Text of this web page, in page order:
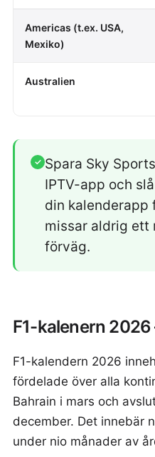
Americas (t.ex. USA,
Mexiko)
Australien
✓ Spara Sky
IPTV-app och
din kalenderapp
missar aldrig ett
förväg.
F1-kalenern
F1-kalendern 2026
fördelade över alla
Bahrain i mars och
december. Det innebär
under nio månader av